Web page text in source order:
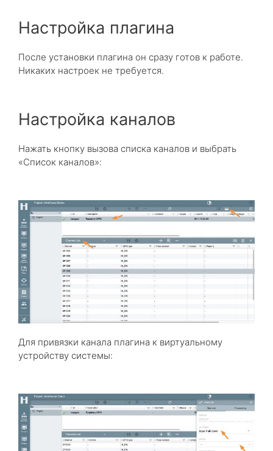
Настройка плагина
После установки плагина он сразу готов к работе.
Никаких настроек не требуется.
Настройка каналов
Нажать кнопку вызова списка каналов и выбрать
«Список каналов»:
Для привязки канала плагина к виртуальному
устройству системы: